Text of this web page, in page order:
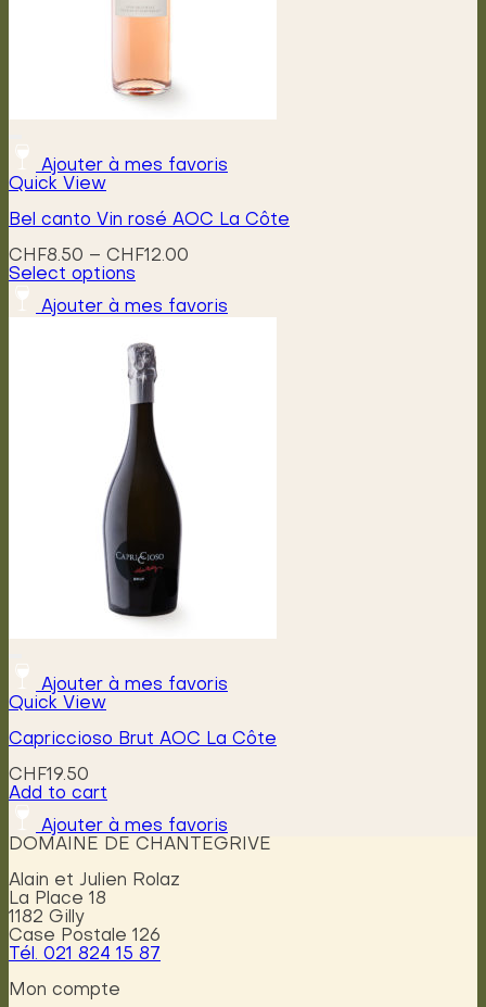
Ajouter à mes favoris
Quick View
Bel canto Vin rosé AOC La Côte
CHF8.50 – CHF12.00
through
Select options
This
product
Ajouter à mes favoris
Ajouter à mes favoris
Quick View
Capriccioso Brut AOC La Côte
CHF19.50
Add to cart
Ajouter à mes favoris
DOMAINE DE CHANTEGRIVE
Alain et Julien Rolaz
La Place 18
1182 Gilly
Case Postale 126
Tél. 021 824 15 87
Mon compte